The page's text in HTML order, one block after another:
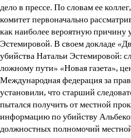
дело в прессе. По словам ее
комитет первоначально
как наиболее вероятную причину
Эстемировой. В своем докладе
убийства Натальи Эстемировой:
ложному пути» «Новая газета»,
Международная федерация за
установили, что старший
пытался получить от местной
информацию по убийству
должностных полномочий